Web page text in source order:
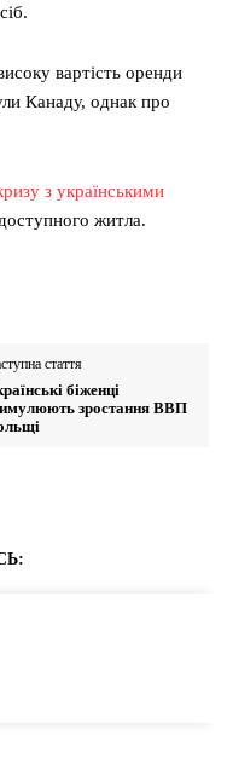
вартість оренди
Канаду, однак про
з українськими
житла.
стаття
біженці
зростання ВВП